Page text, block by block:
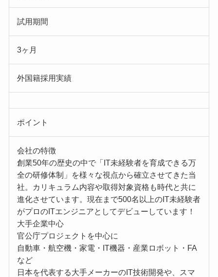
試用期間
3ヶ月
外国籍採用実績
ポイント
会社の特徴
創業50年の歴史の中で「IT未経験者を育成できる万
全の研修体制」を様々な視点から確立させてきた当
社。カリキュラム内容や取得対象資格も時代と共に
進化させています。現在まで500名以上のIT未経験者
がプロのITエンジニアとしてデビューしています！
大手企業中心
官公庁プロジェクトを中心に
自動車・航空機・家電・IT機器・産業ロボット・FA
など
日本を代表する大手メーカーのIT技術開発や、スマ